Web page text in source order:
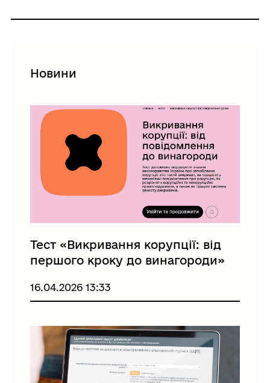
Новини
Тест «Викривання корупції: від
першого кроку до винагороди»
16.04.2026 13:33